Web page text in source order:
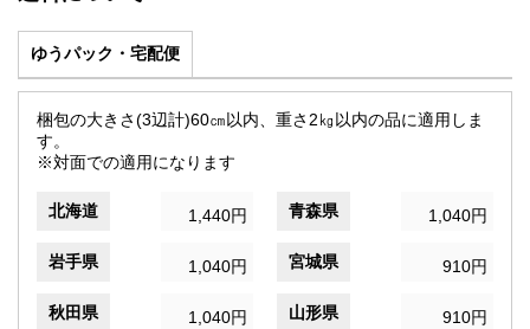
ゆうパック・宅配便
梱包の大きさ(3辺計)60㎝以内、重さ2㎏以内の品に適用しま
す。
※対面での適用になります
北海道 1,440円 青森県 1,040円
岩手県 1,040円 宮城県 910円
秋田県 1,040円 山形県 910円